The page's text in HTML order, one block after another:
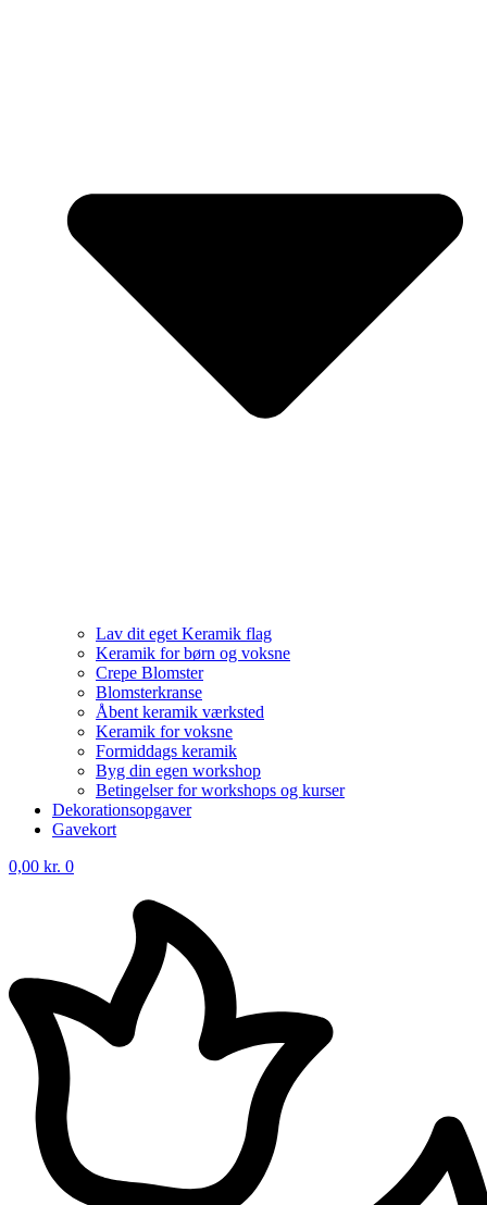
Lav dit eget Keramik flag
Keramik for børn og voksne
Crepe Blomster
Blomsterkranse
Åbent keramik værksted
Keramik for voksne
Formiddags keramik
Byg din egen workshop
Betingelser for workshops og kurser
Dekorationsopgaver
Gavekort
0,00 kr. 0